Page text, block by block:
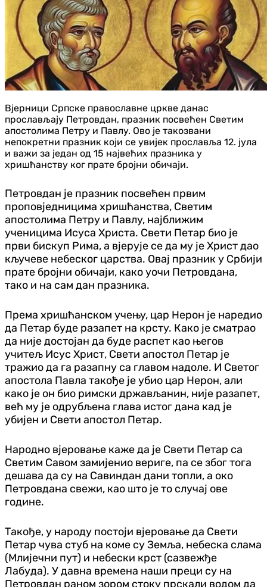
Вјерници Српске православне цркве данас
прослављају Петровдан, празник посвећен Светим
апостолима Петру и Павлу. Ово је такозвани
непокретни празник који се увијек прославља 12. јула
и важи за један од 15 највећих празника у
хришћанству ког прате бројни обичаји.
Петровдан је празник посвећен првим
проповједницима хришћанства, Светим
апостолима Петру и Павлу, најближим
ученицима Исуса Христа. Свети Петар био је
први бискуп Рима, а вјерује се да му је Христ дао
кључеве небеског царства. Овај празник у Србији
прате бројни обичаји, како уочи Петровдана,
тако и на сам дан празника.
Према хришћанском учењу, цар Нерон је наредио
да Петар буде разапет на крсту. Како је сматрао
да није достојан да буде распет као његов
учитељ Исус Христ, Свети апостол Петар је
тражио да га разапну са главом надоле. И Светог
апостола Павла такође је убио цар Нерон, али
како је он био римски држављанин, није разапет,
већ му је одрубљена глава истог дана кад је
убијен и Свети апостол Петар.
Народно вјеровање каже да је Свети Петар са
Светим Савом замијенио вериге, па се због тога
дешава да су на Савиндан дани топли, а око
Петровдана свежи, као што је то случај ове
године.
Такође, у народу постоји вјеровање да Свети
Петар чува стуб на коме су Земља, небеска слама
(Млијечни пут) и небески крст (сазвежђе
Лабуда). У давна времена наши преци су на
Петровдан раном зором стоку прскали водом да